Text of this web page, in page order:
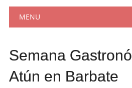
Main menu
MENU
Semana
Atún en Barbate